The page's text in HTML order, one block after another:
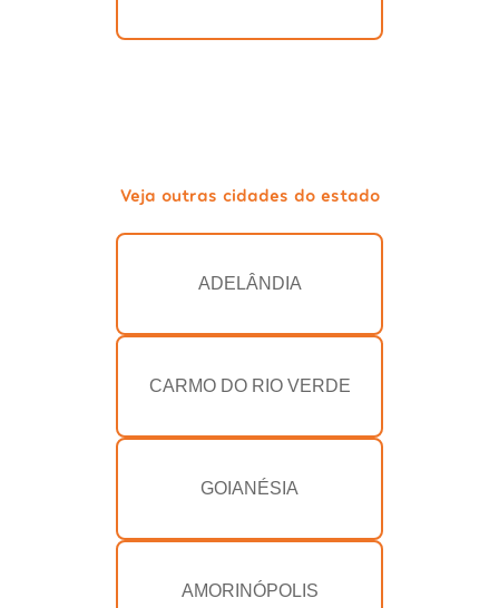
Veja outras cidades do estado
ADELÂNDIA
CARMO DO RIO VERDE
GOIANÉSIA
AMORINÓPOLIS